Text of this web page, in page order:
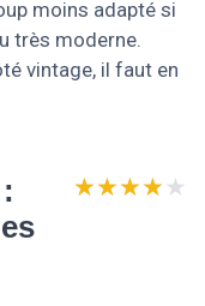
moins adapté si
très moderne.
vintage, il faut en
★★★★★
★★★★★